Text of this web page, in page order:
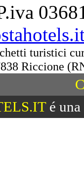
turistici
Riccione
é una